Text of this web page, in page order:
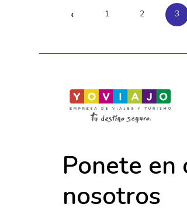
‹ 1 2 3
Ponete en
nosotros